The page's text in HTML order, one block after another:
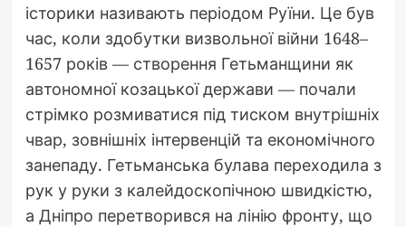
історики називають періодом Руїни. Це був
час, коли здобутки визвольної війни 1648–
1657 років — створення Гетьманщини як
автономної козацької держави — почали
стрімко розмиватися під тиском внутрішніх
чвар, зовнішніх інтервенцій та економічного
занепаду. Гетьманська булава переходила з
рук у руки з калейдоскопічною швидкістю,
а Дніпро перетворився на лінію фронту, що